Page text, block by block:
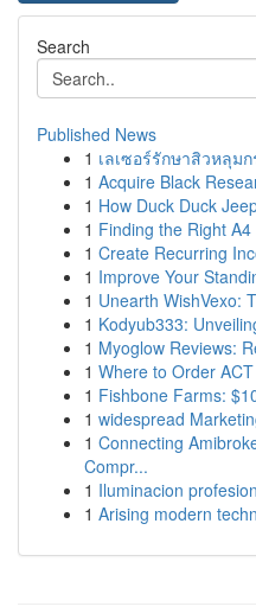
Search
Published News
1 เลเซอร์รักษาสิวหลุม
1 Acquire Black
1 How Duck Duck
1 Finding the Right
1 Create Recurring
1 Improve Your
1 Unearth WishVexo:
1 Kodyub333:
1 Myoglow Reviews:
1 Where to Order
1 Fishbone Farms:
1 widespread
1 Connecting
Compr...
1 Iluminacion
1 Arising modern